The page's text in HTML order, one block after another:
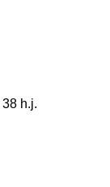
38 h.j.